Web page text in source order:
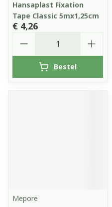
Hansaplast Fixation
Tape Classic 5mx1,25cm
€ 4,26
Bestel
Mepore